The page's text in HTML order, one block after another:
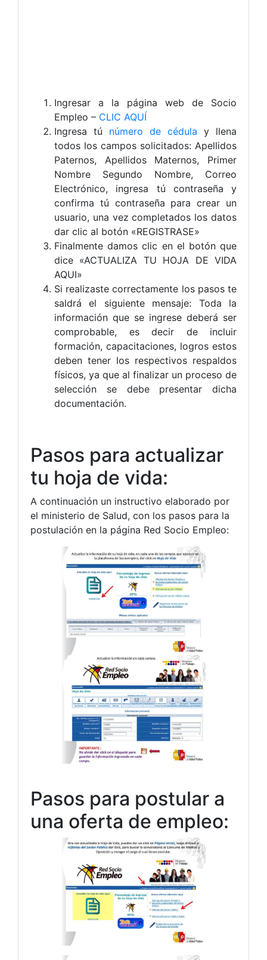
Ingresar a la página web de Socio
Empleo – CLIC AQUÍ
Ingresa tú número de cédula y llena
todos los campos solicitados: Apellidos
Paternos, Apellidos Maternos, Primer
Nombre Segundo Nombre, Correo
Electrónico, ingresa tú contraseña y
confirma tú contraseña para crear un
usuario, una vez completados los datos
dar clic al botón «REGISTRASE»
Finalmente damos clic en el botón que
dice «ACTUALIZA TU HOJA DE VIDA
AQUI»
Si realizaste correctamente los pasos te
saldrá el siguiente mensaje: Toda la
información que se ingrese deberá ser
comprobable, es decir de incluir
formación, capacitaciones, logros estos
deben tener los respectivos respaldos
físicos, ya que al finalizar un proceso de
selección se debe presentar dicha
documentación.
Pasos para actualizar
tu hoja de vida:
A continuación un instructivo elaborado por
el ministerio de Salud, con los pasos para la
postulación en la página Red Socio Empleo:
Pasos para postular a
una oferta de empleo: